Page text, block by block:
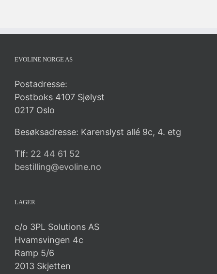
EVOLINE NORGE AS
Postadresse:
Postboks 4107 Sjølyst
0217 Oslo
Besøksadresse: Karenslyst allé 9c, 4. etg
Tlf: 22 44 61 52
bestilling@evoline.no
LAGER
c/o 3PL Solutions AS
Hvamsvingen 4c
Ramp 5/6
2013 Skjetten